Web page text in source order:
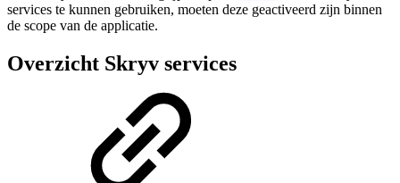
services te kunnen gebruiken, moeten deze geactiveerd zijn binnen
de scope van de applicatie.
Overzicht Skryv services